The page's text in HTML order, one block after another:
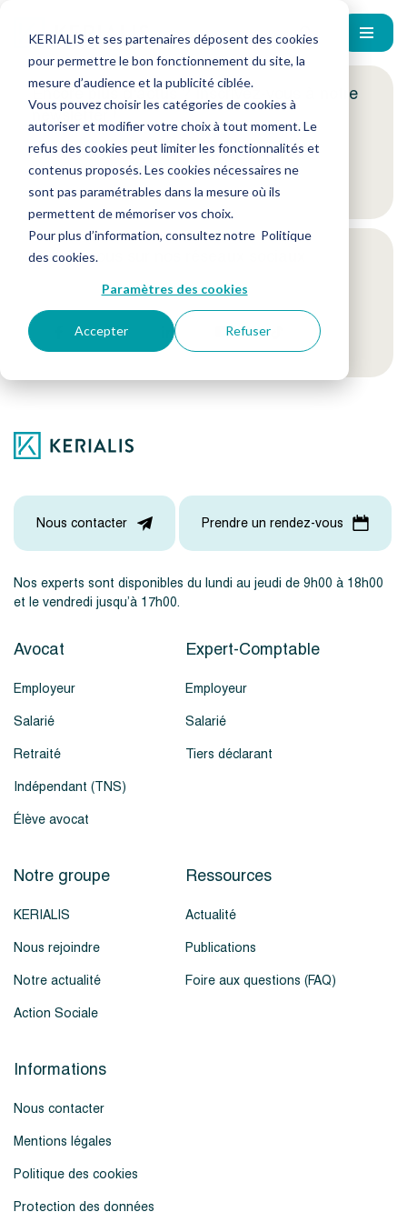
KERIALIS et ses partenaires déposent des cookies
pour permettre le bon fonctionnement du site, la
mesure d’audience et la publicité ciblée.
Vous pouvez choisir les catégories de cookies à
autoriser et modifier votre choix à tout moment. Le
refus des cookies peut limiter les fonctionnalités et
contenus proposés. Les cookies nécessaires ne
sont pas paramétrables dans la mesure où ils
permettent de mémoriser vos choix.
Pour plus d’information, consultez notre Politique
des cookies.
Paramètres des cookies
Accepter Refuser
Encore plus d'actus ? Inscrivez-vous à notre
newsletter !
Je m'inscris
Suivez-nous sur nos réseaux sociaux
Nos experts sont disponibles du lundi au jeudi de 9h00 à 18h00
et le vendredi jusqu’à 17h00.
Nous contacter Prendre un rendez-vous
Avocat
Employeur
Salarié
Retraité
Indépendant (TNS)
Élève avocat
Expert-Comptable
Employeur
Salarié
Tiers déclarant
Notre groupe
KERIALIS
Nous rejoindre
Notre actualité
Action Sociale
Ressources
Actualité
Publications
Foire aux questions (FAQ)
Informations
Nous contacter
Mentions légales
Politique des cookies
Protection des données